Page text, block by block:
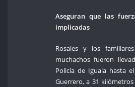
Aseguran que las
implicadas
Rosales y los
muchachos fueron
Policía de Iguala hasta
Guerrero, a 31